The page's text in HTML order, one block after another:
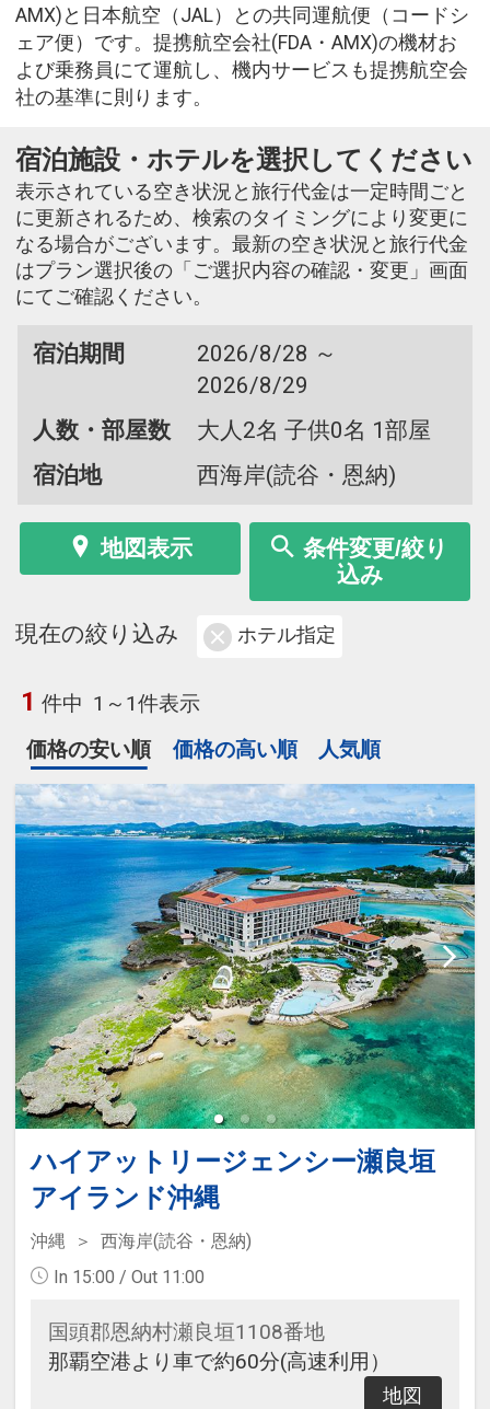
AMX)と日本航空（JAL）との共同運航便（コードシ
ェア便）です。提携航空会社(FDA・AMX)の機材お
よび乗務員にて運航し、機内サービスも提携航空会
社の基準に則ります。
宿泊施設・ホテルを選択してください
表示されている空き状況と旅行代金は一定時間ごと
に更新されるため、検索のタイミングにより変更に
なる場合がございます。最新の空き状況と旅行代金
はプラン選択後の「ご選択内容の確認・変更」画面
にてご確認ください。
宿泊期間
2026/8/28 ～
2026/8/29
人数・部屋数
大人2名 子供0名 1部屋
宿泊地
西海岸(読谷・恩納)
地図表示
条件変更/絞り
込み
現在の絞り込み ホテル指定
1 件中 1～1件表示
価格の安い順
価格の高い順 人気順
ハイアットリージェンシー瀬良垣
アイランド沖縄
沖縄
西海岸(読谷・恩納)
In 15:00 / Out 11:00
国頭郡恩納村瀬良垣1108番地
那覇空港より車で約60分(高速利用）
地図